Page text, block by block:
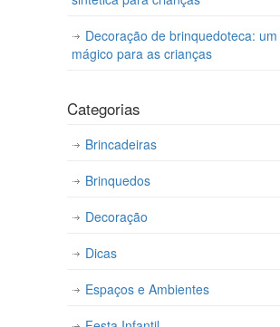
Decoração de brinquedoteca:
mágico para as crianças
Categorias
Brincadeiras
Brinquedos
Decoração
Dicas
Espaços e Ambientes